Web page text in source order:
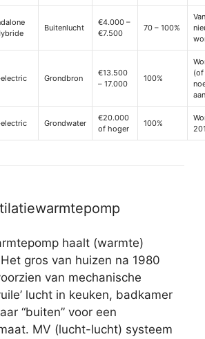
Buitenlucht
€4.000 –
€7.500
70 – 100%
Grondbron
€13.500
– 17.000
100%
(of
Grondwater
€20.000
of hoger
100%
haalt (warmte)
gros van huizen na 1980
van mechanische
lucht in keuken, badkamer
“buiten” voor een
MV (lucht-lucht) systeem